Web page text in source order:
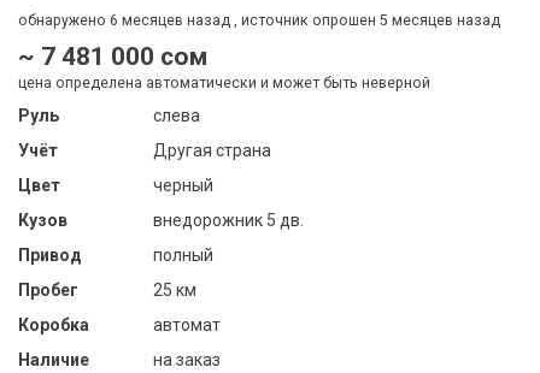
обнаружено 6 месяцев назад , источник опрошен 5 месяцев назад
~ 7 481 000 сом
цена определена автоматически и может быть неверной
Руль
слева
Учёт
Другая страна
Цвет
черный
Кузов
внедорожник 5 дв.
Привод
полный
Пробег
25 км
Коробка
автомат
Наличие
на заказ